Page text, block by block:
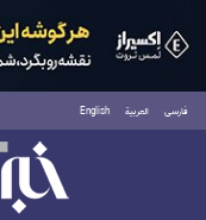
فارسی العربية English
جمعه ۱۶ مرداد ۱۴۰۵